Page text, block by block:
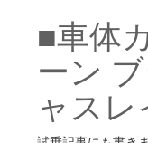
■車体
ーン
ャスレ